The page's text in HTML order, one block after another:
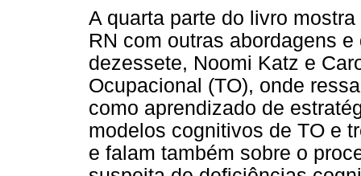
A quarta parte do livro
RN com outras abordagens
dezessete, Noomi Katz e
Ocupacional (TO), onde
como aprendizado de
modelos cognitivos de TO e
e falam também sobre o